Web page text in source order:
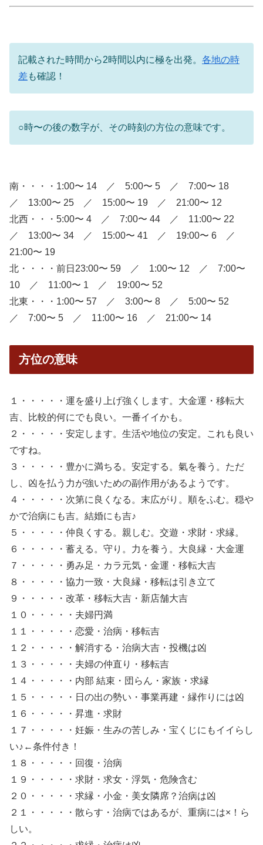
記載された時間から2時間以内に極を出発。 各地の時
差も確認！
○時〜の後の数字が、その時刻の方位の意味です。
南・・・・1:00〜 14 ／ 5:00〜 5 ／ 7:00〜 18
／ 13:00〜 25 ／ 15:00〜 19 ／ 21:00〜 12
北西・・・5:00〜 4 ／ 7:00〜 44 ／ 11:00〜 22
／ 13:00〜 34 ／ 15:00〜 41 ／ 19:00〜 6 ／
21:00〜 19
北・・・・前日23:00〜 59 ／ 1:00〜 12 ／ 7:00〜
10 ／ 11:00〜 1 ／ 19:00〜 52
北東・・・1:00〜 57 ／ 3:00〜 8 ／ 5:00〜 52
／ 7:00〜 5 ／ 11:00〜 16 ／ 21:00〜 14
方位の意味
１・・・・・運を盛り上げ強くします。大金運・移転大
吉、比較的何にでも良い。一番イイかも。
２・・・・・安定します。生活や地位の安定。これも良い
ですね。
３・・・・・豊かに満ちる。安定する。氣を養う。ただ
し、凶を払う力が強いための副作用があるようです。
４・・・・・次第に良くなる。末広がり。順をふむ。穏や
かで治病にも吉。結婚にも吉♪
５・・・・・仲良くする。親しむ。交遊・求財・求縁。
６・・・・・蓄える。守り。力を養う。大良縁・大金運
７・・・・・勇み足・カラ元気・金運・移転大吉
８・・・・・協力一致・大良縁・移転は引き立て
９・・・・・改革・移転大吉・新店舗大吉
１０・・・・・夫婦円満
１１・・・・・恋愛・治病・移転吉
１２・・・・・解消する・治病大吉・投機は凶
１３・・・・・夫婦の仲直り・移転吉
１４・・・・・内部 結束・団らん・家族・求縁
１５・・・・・日の出の勢い・事業再建・縁作りには凶
１６・・・・・昇進・求財
１７・・・・・妊娠・生みの苦しみ・宝くじにもイイらし
い♪←条件付き！
１８・・・・・回復・治病
１９・・・・・求財・求女・浮気・危険含む
２０・・・・・求縁・小金・美女隣席？治病は凶
２１・・・・・散らす・治病ではあるが、重病には×！ら
しい。